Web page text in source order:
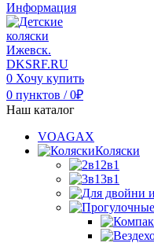
Информация
0 Хочу купить
0 пунктов / 0₽
Наш каталог
VOAGAX
Коляски
2в1
3в1